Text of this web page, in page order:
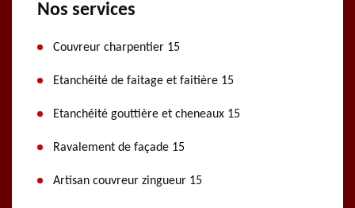
Nos services
Couvreur charpentier 15
Etanchéité de faitage et faitière 15
Etanchéité gouttière et cheneaux 15
Ravalement de façade 15
Artisan couvreur zingueur 15